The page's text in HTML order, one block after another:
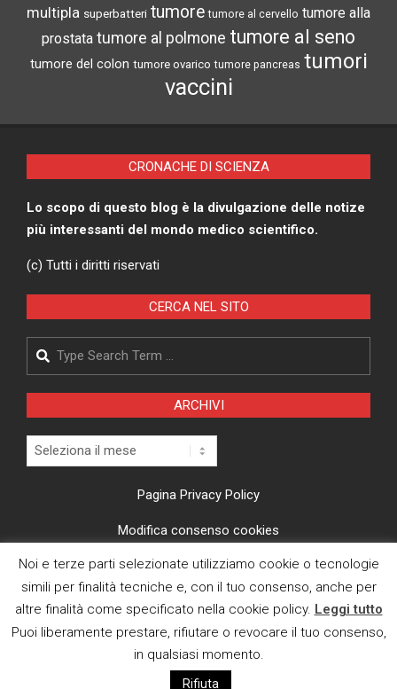
multipla superbatteri tumore tumore al cervello tumore alla
prostata tumore al polmone tumore al seno
tumore del colon tumore ovarico tumore pancreas tumori
vaccini
CRONACHE DI SCIENZA
Lo scopo di questo blog è la divulgazione delle notize
più interessanti del mondo medico scientifico.
(c) Tutti i diritti riservati
CERCA NEL SITO
ARCHIVI
Archivi
Pagina Privacy Policy
Modifica consenso cookies
CI TROVI ANCHE SU
Noi e terze parti selezionate utilizziamo cookie o tecnologie
simili per finalità tecniche e, con il tuo consenso, anche per
altre finalità come specificato nella cookie policy. Leggi tutto
Puoi liberamente prestare, rifiutare o revocare il tuo consenso,
in qualsiasi momento.
Rifiuta